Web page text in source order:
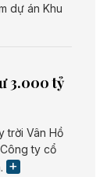
dự án Khu
3.000 tỷ
trời Vân Hồ
ty cổ